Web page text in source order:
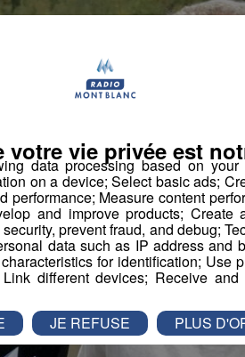
data processing based on your
on a device; Select basic ads;
performance; Measure content
and improve products; Create
prevent fraud, and debug;
data such as IP address and
for identification; Use
different devices; Receive and
votre vie privée est
JE REFUSE PLUS